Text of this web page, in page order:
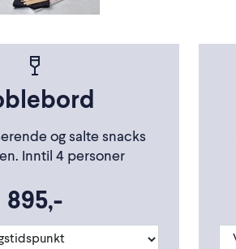
og salte snacks
Inntil 4 personer
895,-